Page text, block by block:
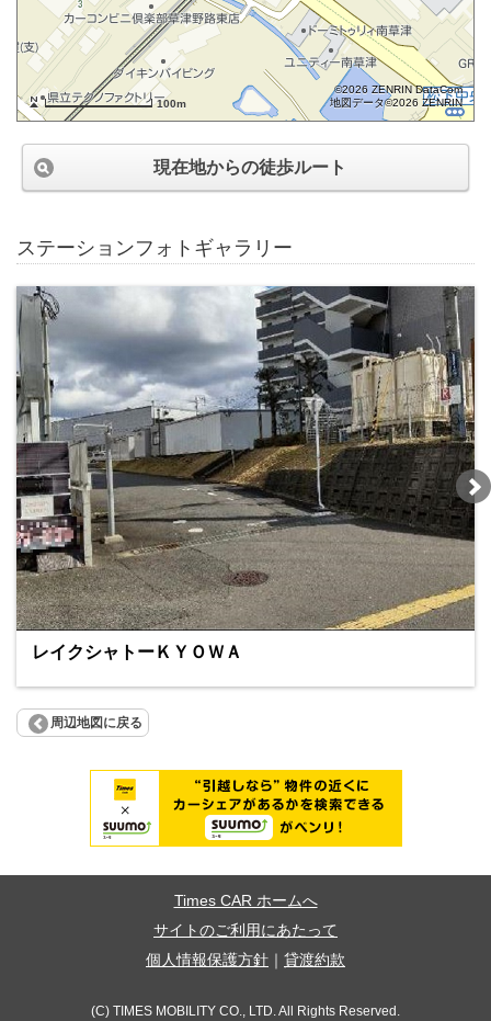
100m
©2026 ZENRIN DataCom
地図データ©2026 ZENRIN
現在地からの徒歩ルート
ステーションフォトギャラリー
レイクシャトーＫＹＯＷＡ
周辺地図に戻る
Times CAR ホームへ
サイトのご利用にあたって
個人情報保護方針
貸渡約款
(C) TIMES MOBILITY CO., LTD. All Rights Reserved.